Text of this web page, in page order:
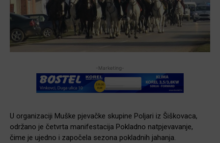
-Marketing-
U organizaciji Muške pjevačke skupine Poljari iz Šiškovaca,
održano je četvrta manifestacija Pokladno natpjevavanje,
čime je ujedno i započela sezona pokladnih jahanja.